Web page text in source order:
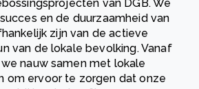
van DGB. We
en de duurzaamheid van
zijn van de actieve
van de lokale bevolking. Vanaf
nauw samen met lokale
om ervoor te zorgen dat onze